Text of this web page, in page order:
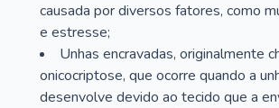
causada por diversos fatores, como
e estresse;
Unhas encravadas, originalmente
onicocriptose, que ocorre quando a
desenvolve devido ao tecido que a